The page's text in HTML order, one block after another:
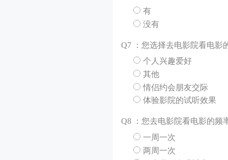
有
没有
Q7 ：您选择去电影院看电影
个人兴趣爱好
其他
情侣约会朋友交际
体验影院的试听效果
Q8 ：您去电影院看电影的频
一周一次
两周一次